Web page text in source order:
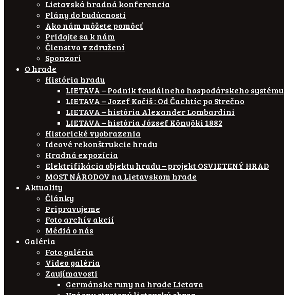
Lietavská hradná konferencia
Plány do budúcnosti
Ako nám môžete pomôcť
Pridajte sa k nám
Členstvo v združení
Sponzori
O hrade
História hradu
LIETAVA – Podnik feudálneho hospodárskeho systému
LIETAVA – Jozef Kočiš : Od Čachtíc po Strečno
LIETAVA – história Alexander Lombardini
LIETAVA – história József Könyöki 1882
Historické vyobrazenia
Ideové rekonštrukcie hradu
Hradná expozícia
Elektrifikácia objektu hradu – projekt OSVIETENÝ HRAD
MOST NÁRODOV na Lietavskom hrade
Aktuality
Články
Pripravujeme
Foto archív akcií
Médiá o nás
Galéria
Foto galéria
Video galéria
Zaujímavosti
Germánske runy na hrade Lietava